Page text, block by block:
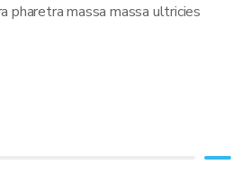
pharetra massa massa ultricies